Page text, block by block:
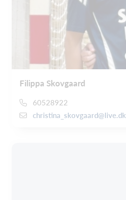
Filippa Skovgaard
60528922
christina_skovgaard@live.dk